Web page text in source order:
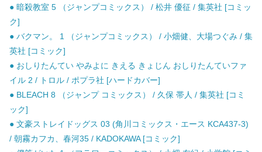
● 暗殺教室 5 （ジャンプコミックス） / 松井 優征 / 集英社 [コミッ
ク]
● バクマン。 1 （ジャンプコミックス） / 小畑健、大場つぐみ / 集
英社 [コミック]
● おしりたんてい やみよに きえる きょじん おしりたんていファ
イル 2 / トロル / ポプラ社 [ハードカバー]
● BLEACH 8 （ジャンプ コミックス） / 久保 帯人 / 集英社 [コミ
ック]
● 文豪ストレイドッグス 03 (角川コミックス・エース KCA437-3)
/ 朝霧カフカ、春河35 / KADOKAWA [コミック]